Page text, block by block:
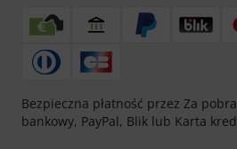
Bezpieczna płatność przez Za
bankowy, PayPal, Blik lub Karta